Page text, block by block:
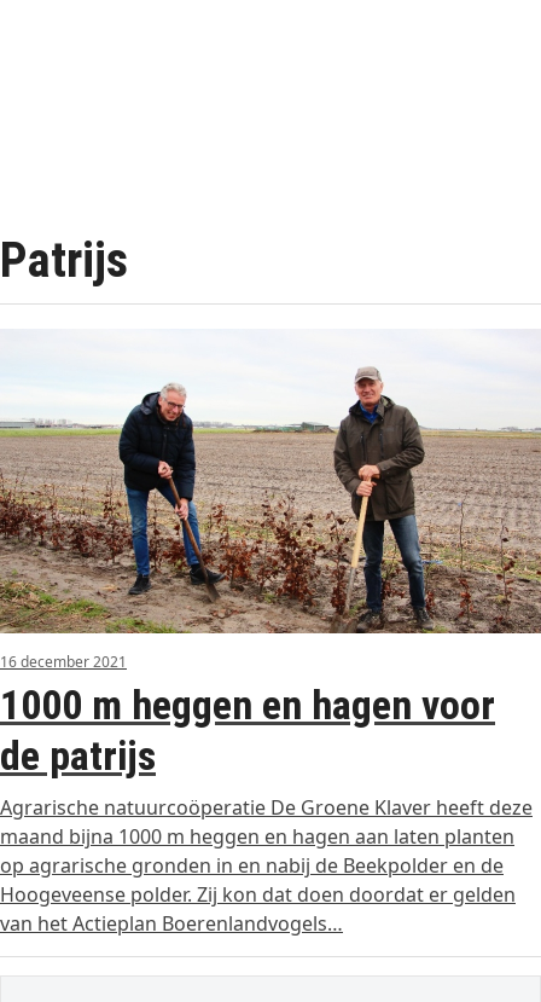
Patrijs
16 december 2021
1000 m heggen en hagen voor
de patrijs
Agrarische natuurcoöperatie De Groene Klaver heeft deze
maand bijna 1000 m heggen en hagen aan laten planten
op agrarische gronden in en nabij de Beekpolder en de
Hoogeveense polder. Zij kon dat doen doordat er gelden
van het Actieplan Boerenlandvogels…